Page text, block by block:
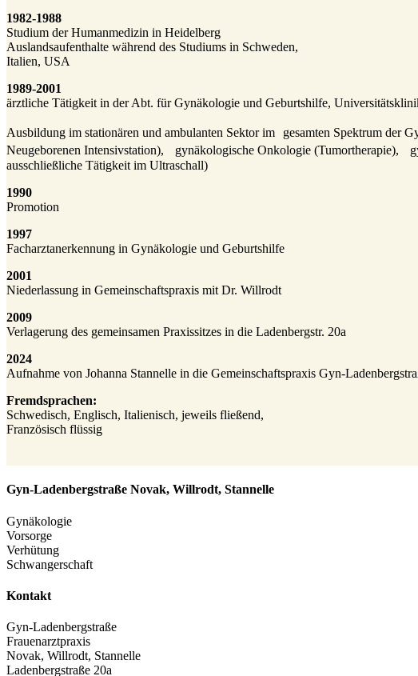
1982-1988
Studium der Humanmedizin in Heidelberg
Auslandsaufenthalte während des Studiums in Schweden,
Italien, USA
1989-2001
ärztliche Tätigkeit in der Abt. für Gynäkologie und Geburtshilfe,
Ausbildung im stationären und ambulanten Sektor im gesamten Spektrum
Neugeborenen Intensivstation), gynäkologische Onkologie
ausschließliche Tätigkeit im Ultraschall)
1990
Promotion
1997
Facharztanerkennung in Gynäkologie und Geburtshilfe
2001
Niederlassung in Gemeinschaftspraxis mit Dr. Willrodt
2009
Verlagerung des gemeinsamen Praxissitzes in die Ladenbergstr. 20a
2024
Aufnahme von Johanna Stannelle in die Gemeinschaftspraxis Gyn-
Fremdsprachen:
Schwedisch, Englisch, Italienisch, jeweils fließend,
Französisch flüssig
Gyn-Ladenbergstraße Novak, Willrodt, Stannelle
Gynäkologie
Vorsorge
Verhütung
Schwangerschaft
Kontakt
Gyn-Ladenbergstraße
Frauenarztpraxis
Novak, Willrodt, Stannelle
Ladenbergstraße 20a